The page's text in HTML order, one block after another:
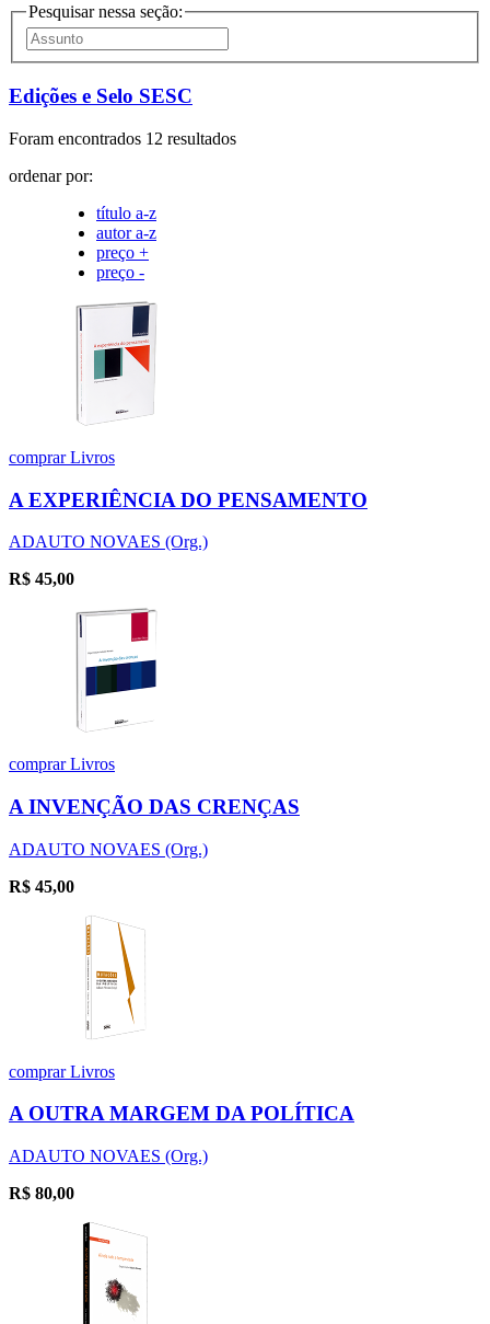
Pesquisar nessa seção:
Edições e Selo SESC
Foram encontrados 12 resultados
ordenar por:
título a-z
autor a-z
preço +
preço -
comprarLivros
A EXPERIÊNCIA DO PENSAMENTO
ADAUTO NOVAES (Org.)
R$ 45,00
comprarLivros
A INVENÇÃO DAS CRENÇAS
ADAUTO NOVAES (Org.)
R$ 45,00
comprarLivros
A OUTRA MARGEM DA POLÍTICA
ADAUTO NOVAES (Org.)
R$ 80,00